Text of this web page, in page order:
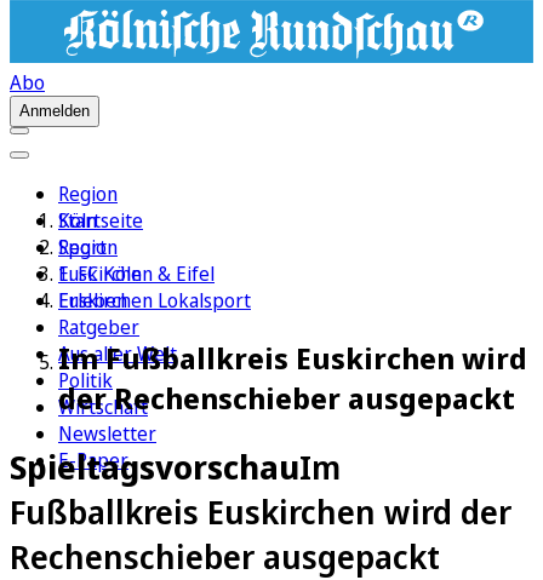
Abo
Anmelden
Region
Köln
Sport
1. FC Köln
Erleben
Ratgeber
Aus aller Welt
Politik
Wirtschaft
Newsletter
E-Paper
Startseite
Region
Euskirchen & Eifel
Euskirchen Lokalsport
Im Fußballkreis Euskirchen wird
der Rechenschieber ausgepackt
SpieltagsvorschauIm
Fußballkreis Euskirchen wird der
Rechenschieber ausgepackt